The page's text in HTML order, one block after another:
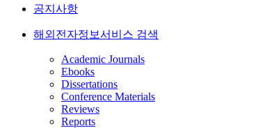
공지사항
해외전자정보서비스 검색
Academic Journals
Ebooks
Dissertations
Conference Materials
Reviews
Reports